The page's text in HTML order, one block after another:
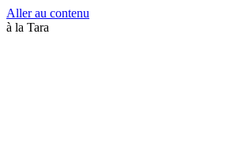
Aller au contenu
à la Tara